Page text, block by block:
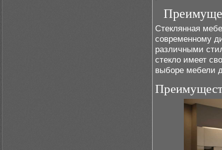
Стеклянная
современному
различными
стекло имеет
выборе мебели